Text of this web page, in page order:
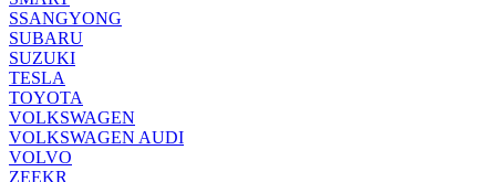
SSANGYONG
SUBARU
SUZUKI
TESLA
TOYOTA
VOLKSWAGEN
VOLKSWAGEN AUDI
VOLVO
ZEEKR